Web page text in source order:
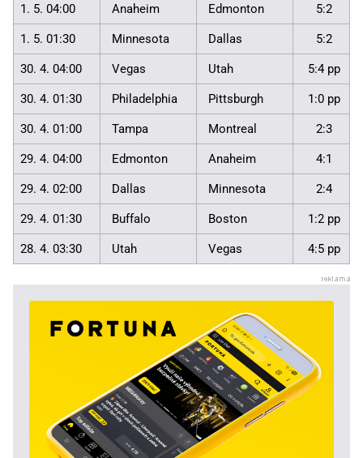
1. 5. 04:00 Anaheim Edmonton 5:2
1. 5. 01:30 Minnesota Dallas 5:2
30. 4. 04:00 Vegas Utah 5:4 pp
30. 4. 01:30 Philadelphia Pittsburgh 1:0 pp
30. 4. 01:00 Tampa Montreal 2:3
29. 4. 04:00 Edmonton Anaheim 4:1
29. 4. 02:00 Dallas Minnesota 2:4
29. 4. 01:30 Buffalo Boston 1:2 pp
28. 4. 03:30 Utah Vegas 4:5 pp